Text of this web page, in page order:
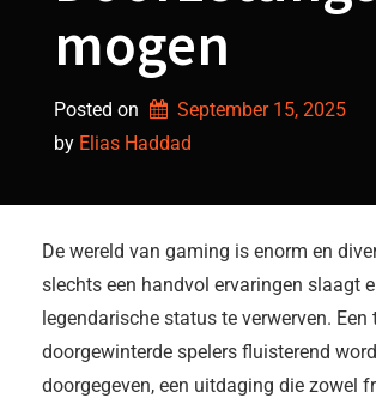
mogen
Posted on
September 15, 2025
by Elias Haddad
De wereld van gaming is enorm en
slechts een handvol ervaringen slaagt
legendarische status te verwerven. Een
doorgewinterde spelers fluisterend
doorgegeven, een uitdaging die zowel